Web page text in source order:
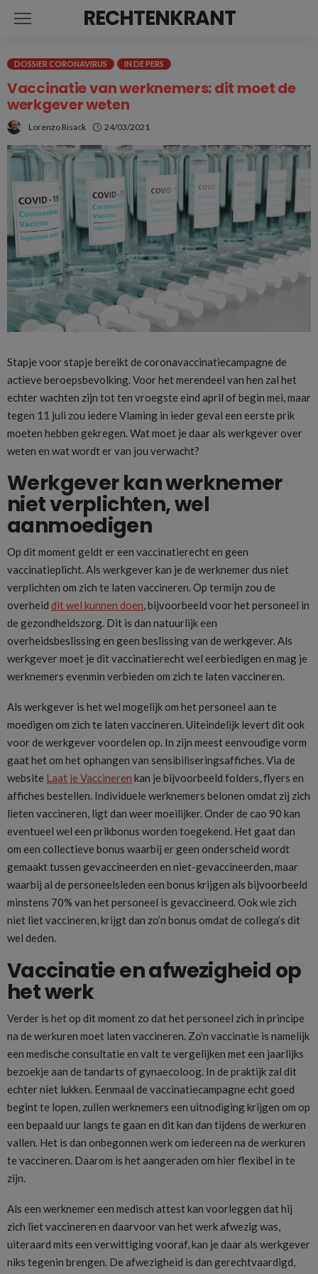
RECHTENKRANT
DOSSIER CORONAVIRUS IN DE PERS
Vaccinatie van werknemers: dit moet de
werkgever weten
Lorenzo Risack 24/03/2021
Stapje voor stapje bereikt de coronavaccinatiecampagne de
actieve beroepsbevolking. Voor het merendeel van hen zal het
echter wachten zijn tot ten vroegste eind april of begin mei, maar
tegen 11 juli zou iedere Vlaming in ieder geval een eerste prik
moeten hebben gekregen. Wat moet je daar als werkgever over
weten en wat wordt er van jou verwacht?
Werkgever kan werknemer
niet verplichten, wel
aanmoedigen
Op dit moment geldt er een vaccinatierecht en geen
vaccinatieplicht. Als werkgever kan je de werknemer dus niet
verplichten om zich te laten vaccineren. Op termijn zou de
overheid dit wel kunnen doen, bijvoorbeeld voor het personeel in
de gezondheidszorg. Dit is dan natuurlijk een
overheidsbeslissing en geen beslissing van de werkgever. Als
werkgever moet je dit vaccinatierecht wel eerbiedigen en mag je
werknemers evenmin verbieden om zich te laten vaccineren.
Als werkgever is het wel mogelijk om het personeel aan te
moedigen om zich te laten vaccineren. Uiteindelijk levert dit ook
voor de werkgever voordelen op. In zijn meest eenvoudige vorm
gaat het om het ophangen van sensibiliseringsaffiches. Via de
website Laat je Vaccineren kan je bijvoorbeeld folders, flyers en
affiches bestellen. Individuele werknemers belonen omdat zij zich
lieten vaccineren, ligt dan weer moeilijker. Onder de cao 90 kan
eventueel wel een prikbonus worden toegekend. Het gaat dan
om een collectieve bonus waarbij er geen onderscheid wordt
gemaakt tussen gevaccineerden en niet-gevaccineerden, maar
waarbij al de personeelsleden een bonus krijgen als bijvoorbeeld
minstens 70% van het personeel is gevaccineerd. Ook wie zich
niet liet vaccineren, krijgt dan zo’n bonus omdat de collega’s dit
wel deden.
Vaccinatie en afwezigheid op
het werk
Verder is het op dit moment zo dat het personeel zich in principe
na de werkuren moet laten vaccineren. Zo’n vaccinatie is namelijk
een medische consultatie en valt te vergelijken met een jaarlijks
bezoekje aan de tandarts of gynaecoloog. In de praktijk zal dit
echter niet lukken. Eenmaal de vaccinatiecampagne echt goed
begint te lopen, zullen werknemers een uitnodiging krijgen om op
een bepaald uur langs te gaan en dit kan dan tijdens de werkuren
vallen. Het is dan onbegonnen werk om iedereen na de werkuren
te vaccineren. Daarom is het aangeraden om hier flexibel in te
zijn.
Als een werknemer een medisch attest kan voorleggen dat hij
zich liet vaccineren en daarvoor van het werk afwezig was,
uiteraard mits een verwittiging vooraf, kan je daar als werkgever
niks tegenin brengen. De afwezigheid is dan gerechtvaardigd,